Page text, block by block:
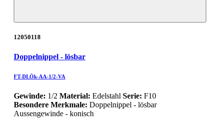
12050118
Doppelnippel - lösbar
FT-DLÖk-AA-1/2-VA
Gewinde: 1/2 Material: Edelstahl Serie: F10
Besondere Merkmale: Doppelnippel - lösbar
Aussengewinde - konisch